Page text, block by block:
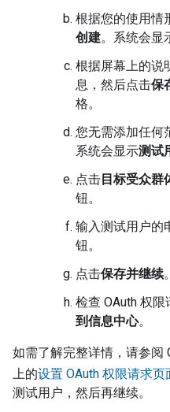
根据您的使用情
创建。系统会显
根据屏幕上的说
息，然后点击保
格。
您无需添加任何
系统会显示测试
点击目标受众群
钮。
输入测试用户的
钮。
点击保存并继续
检查 OAuth 权
到信息中心。
如需了解完整详情，请参阅
上的设置 OAuth 权限请求页
测试用户，然后再继续。